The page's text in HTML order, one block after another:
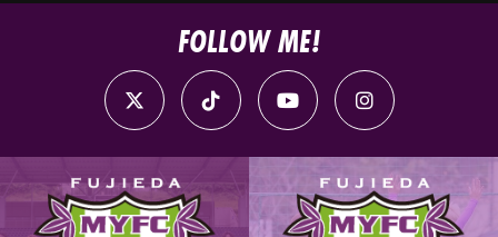
FOLLOW ME!